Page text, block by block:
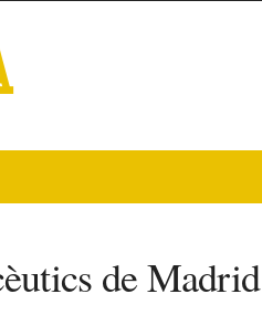
de Madrid